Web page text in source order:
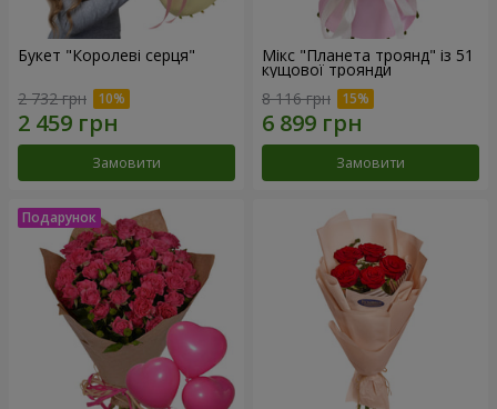
Букет "Королеві серця"
2 732 грн
Замовити
Мікс "Планета троянд" із 51
кущової троянди
8 116 грн
Замовити